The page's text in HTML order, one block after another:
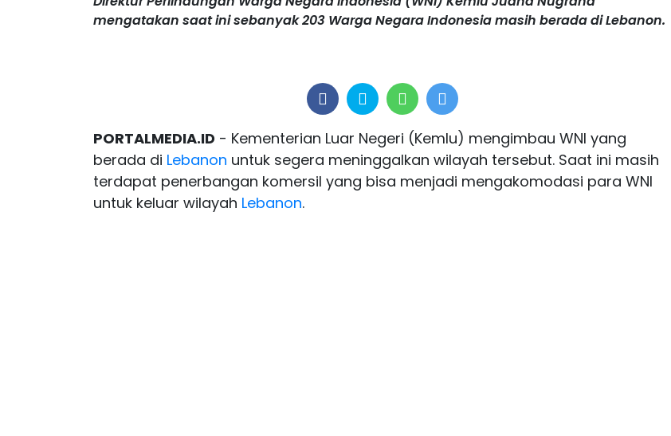
mengatakan saat ini sebanyak 203 Warga Negara Indonesia masih berada di Lebanon.
PORTALMEDIA.ID - Kementerian Luar Negeri (Kemlu) mengimbau WNI yang
berada di Lebanon untuk segera meninggalkan wilayah tersebut. Saat ini masih
terdapat penerbangan komersil yang bisa menjadi mengakomodasi para WNI
untuk keluar wilayah Lebanon.